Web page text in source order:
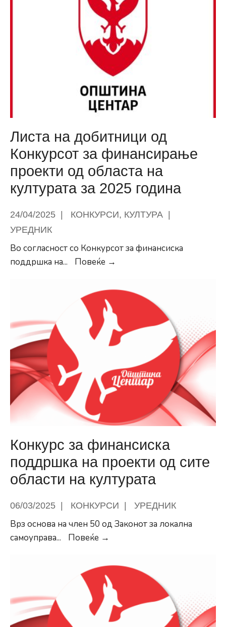
Листа на добитници од
Конкурсот за финансирање
проекти од областа на
културата за 2025 година
24/04/2025 | КОНКУРСИ, КУЛТУРА |
УРЕДНИК
Во согласност со Конкурсот за финансиска
поддршка на... Повеќе →
добитници
Конкурсот
за
финансирање
од
областа
културата
за
година
Конкурс за финансиска
поддршка на проекти од сите
области на културата
06/03/2025 | КОНКУРСИ | УРЕДНИК
Врз основа на член 50 од Законот за локална
самоуправа... Повеќе →
финансиска
поддршка
на
проекти
од